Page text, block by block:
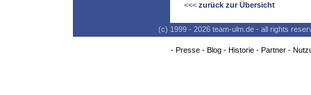
<<< zurück zur Übersicht
(c) 1999 - 2026 team-ulm.de - all rights
- Presse- Blog- Historie- Partner-